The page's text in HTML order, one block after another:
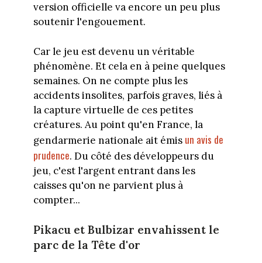
version officielle va encore un peu plus
soutenir l'engouement.
Car le jeu est devenu un véritable
phénomène. Et cela en à peine quelques
semaines. On ne compte plus les
accidents insolites, parfois graves, liés à
la capture virtuelle de ces petites
créatures. Au point qu'en France, la
gendarmerie nationale ait émis un avis de
prudence. Du côté des développeurs du
jeu, c'est l'argent entrant dans les
caisses qu'on ne parvient plus à
compter...
Pikacu et Bulbizar envahissent le
parc de la Tête d'or